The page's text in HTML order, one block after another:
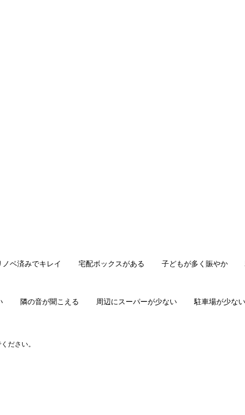
ノベ済みでキレイ 宅配ボックスがある 子どもが多く賑やか
隣の音が聞こえる 周辺にスーパーが少ない 駐車場が少な
ださい。